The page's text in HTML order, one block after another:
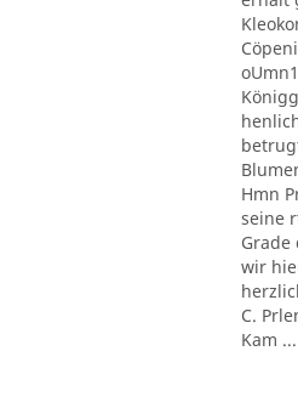
Hmn
seine
wir
C.
Kam